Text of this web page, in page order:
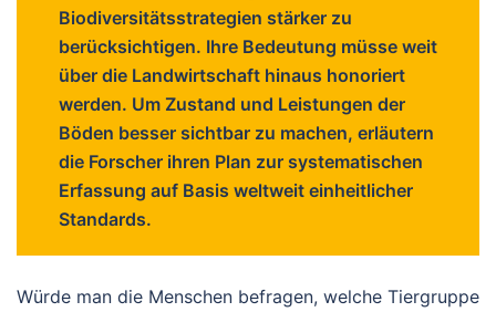
Biodiversitätsstrategien stärker zu
berücksichtigen. Ihre Bedeutung müsse weit
über die Landwirtschaft hinaus honoriert
werden. Um Zustand und Leistungen der
Böden besser sichtbar zu machen, erläutern
die Forscher ihren Plan zur systematischen
Erfassung auf Basis weltweit einheitlicher
Standards.
Würde man die Menschen befragen, welche Tiergruppe